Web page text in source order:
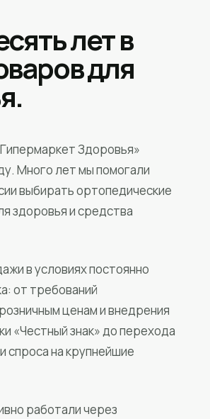
лет в
для
Здоровья»
Много лет мы помогали
выбирать ортопедические
здоровья и средства
в условиях постоянно
от требований
ценам и внедрения
«Честный знак» до перехода
спроса на крупнейшие
работали через